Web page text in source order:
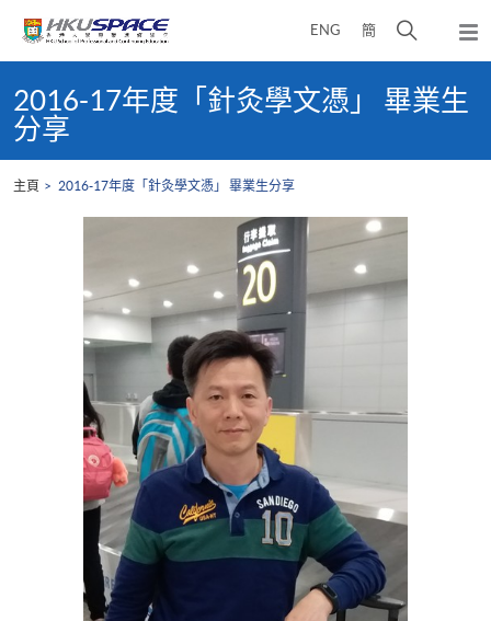
ENG 簡
開
搜
尋
面
彈
出
選
content
start2016-17年度「針灸學文憑」 畢業生
分享
主頁 2016-17年度「針灸學文憑」 畢業生分享